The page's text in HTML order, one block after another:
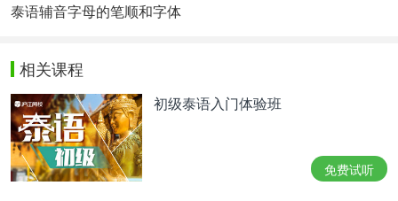
泰语辅音字母的笔顺和字体
相关课程
初级泰语入门体验班
免费试听